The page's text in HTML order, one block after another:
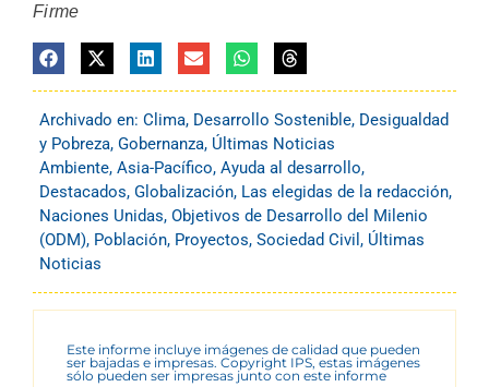
Firme
Archivado en: Clima, Desarrollo Sostenible, Desigualdad
y Pobreza, Gobernanza, Últimas Noticias
Ambiente, Asia-Pacífico, Ayuda al desarrollo,
Destacados, Globalización, Las elegidas de la redacción,
Naciones Unidas, Objetivos de Desarrollo del Milenio
(ODM), Población, Proyectos, Sociedad Civil , Últimas
Noticias
Este informe incluye imágenes de calidad que pueden
ser bajadas e impresas. Copyright IPS, estas imágenes
sólo pueden ser impresas junto con este informe